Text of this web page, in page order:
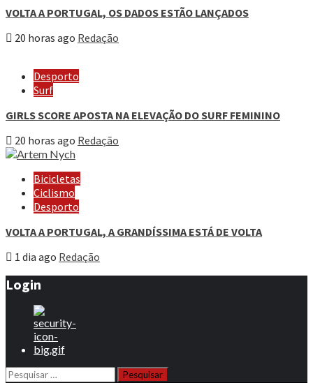
VOLTA A PORTUGAL, OS DADOS ESTÃO LANÇADOS
20 horas ago Redação
Desporto
Surf
GIRLS SCORE APOSTA NA ELEVAÇÃO DO SURF FEMININO
20 horas ago Redação
Bicicletas
Ciclismo
Desporto
VOLTA A PORTUGAL, A GRANDÍSSIMA ESTÁ DE VOLTA
1 dia ago Redação
Login
Pesquisar